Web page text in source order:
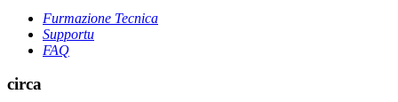
Furmazione Tecnica
Supportu
FAQ
circa